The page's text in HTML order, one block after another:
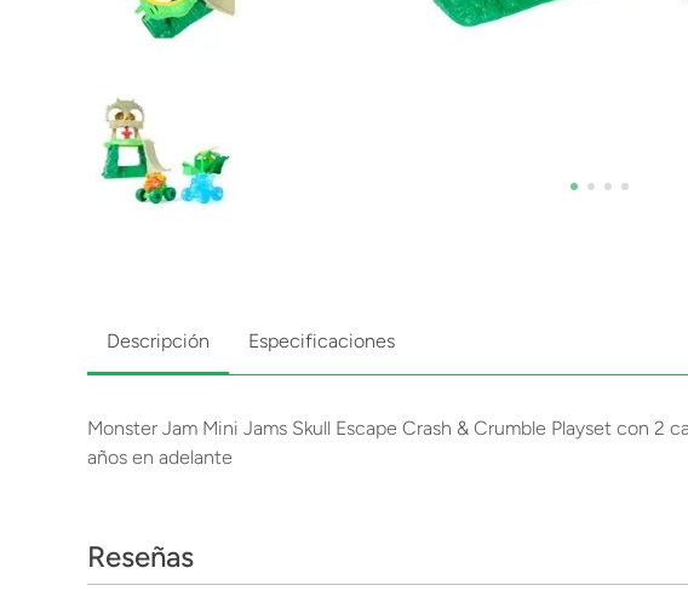
Descripción Especificaciones
Monster Jam Mini Jams Skull Escape Crash & Crumble Playset con 2
años en adelante
Reseñas